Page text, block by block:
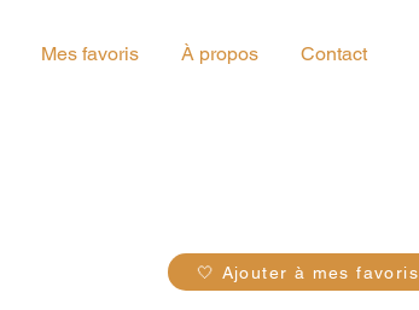
Mes favoris À propos Contact
🤍 Ajouter à mes favoris